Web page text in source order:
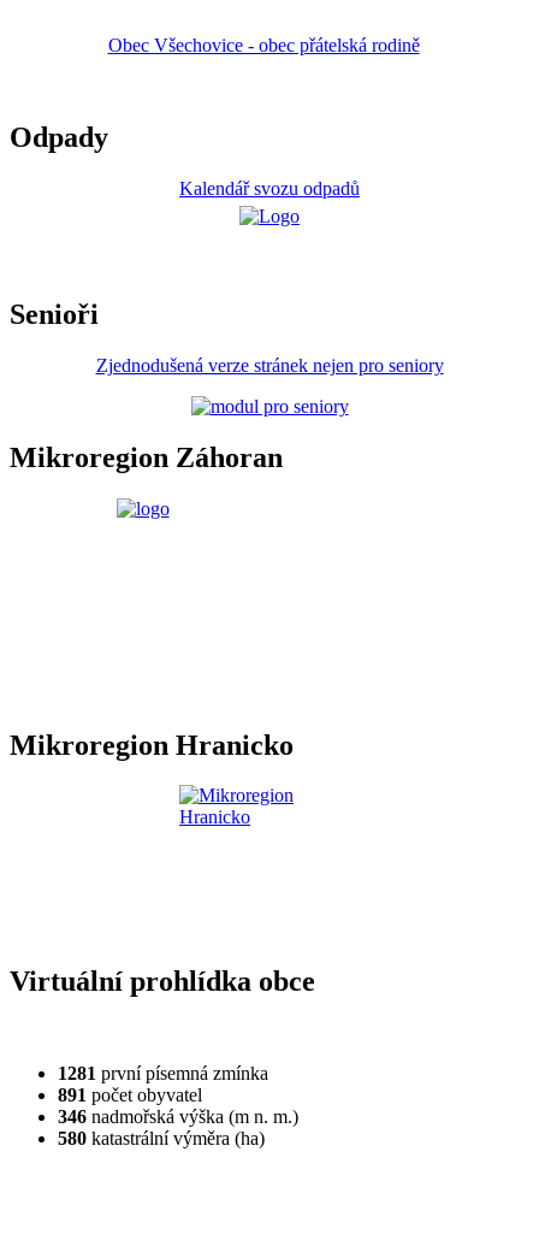
Obec Všechovice - obec přátelská rodině
Odpady
Kalendář svozu odpadů
Senioři
Zjednodušená verze stránek nejen pro seniory
Mikroregion Záhoran
Mikroregion Hranicko
Virtuální prohlídka obce
1281 první písemná zmínka
891 počet obyvatel
346 nadmořská výška (m n. m.)
580 katastrální výměra (ha)